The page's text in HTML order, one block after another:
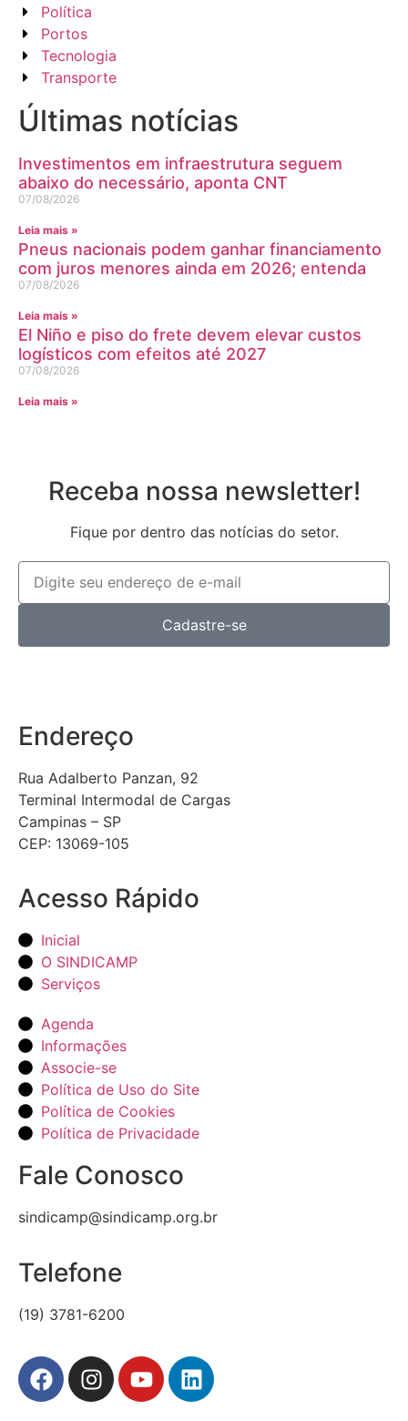
Política
Portos
Tecnologia
Transporte
Últimas notícias
Investimentos em infraestrutura seguem
abaixo do necessário, aponta CNT
07/08/2026
Leia mais »
Pneus nacionais podem ganhar financiamento
com juros menores ainda em 2026; entenda
07/08/2026
Leia mais »
El Niño e piso do frete devem elevar custos
logísticos com efeitos até 2027
07/08/2026
Leia mais »
Receba nossa newsletter!
Fique por dentro das notícias do setor.
Cadastre-se
Endereço
Rua Adalberto Panzan, 92
Terminal Intermodal de Cargas
Campinas – SP
CEP: 13069-105
Acesso Rápido
Inicial
O SINDICAMP
Serviços
Agenda
Informações
Associe-se
Política de Uso do Site
Política de Cookies
Política de Privacidade
Fale Conosco
sindicamp@sindicamp.org.br
Telefone
(19) 3781-6200